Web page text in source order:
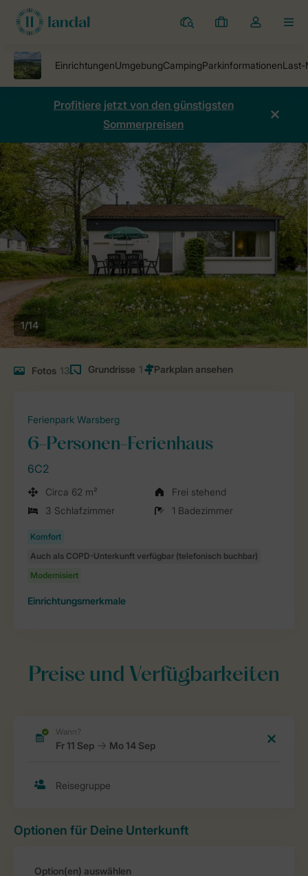
Ferienparks
Meine
Dropdown-
öffnen
Profitiere jetzt von den günstigsten
Sommerpreisen
1/14
Fotos 13 Grundrisse 1
Ferienpark Warsberg
6-Personen-Ferienhaus
6C2
Circa 62 m²
Frei stehend
3 Schlafzimmer
1 Badezimmer
Einrichtungsmerkmale
Preise und Verfügbarkeiten
Optionen für Deine Unterkunft